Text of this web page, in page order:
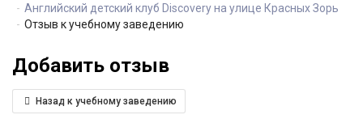
Английский детский клуб Discovery на улице Красных Зорь
Отзыв к учебному заведению
Добавить отзыв
Назад к учебному заведению